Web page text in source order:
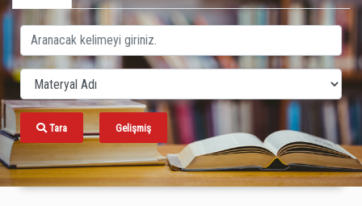
Tara Gelişmiş